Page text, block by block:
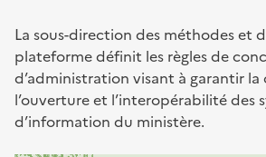
La sous-direction des méthodes et
plateforme définit les règles de
d’administration visant à garantir la
l’ouverture et l’interopérabilité des
d’information du ministère.